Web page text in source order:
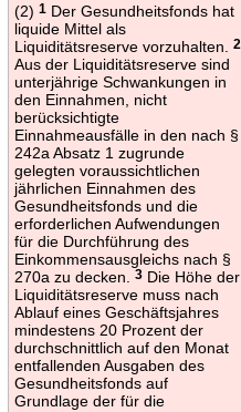
(2) 1Der Gesundheitsfonds hat
liquide Mittel als
Liquiditätsreserve vorzuhalten.
2
Aus der Liquiditätsreserve sind
unterjährige Schwankungen in
den Einnahmen, nicht
berücksichtigte
Einnahmeausfälle in den nach §
242a Absatz 1 zugrunde
gelegten voraussichtlichen
jährlichen Einnahmen des
Gesundheitsfonds und die
erforderlichen Aufwendungen
für die Durchführung des
Einkommensausgleichs nach §
270a zu decken.
3Die Höhe der
Liquiditätsreserve muss nach
Ablauf eines Geschäftsjahres
mindestens 20 Prozent der
durchschnittlich auf den Monat
entfallenden Ausgaben des
Gesundheitsfonds auf
Grundlage der für die